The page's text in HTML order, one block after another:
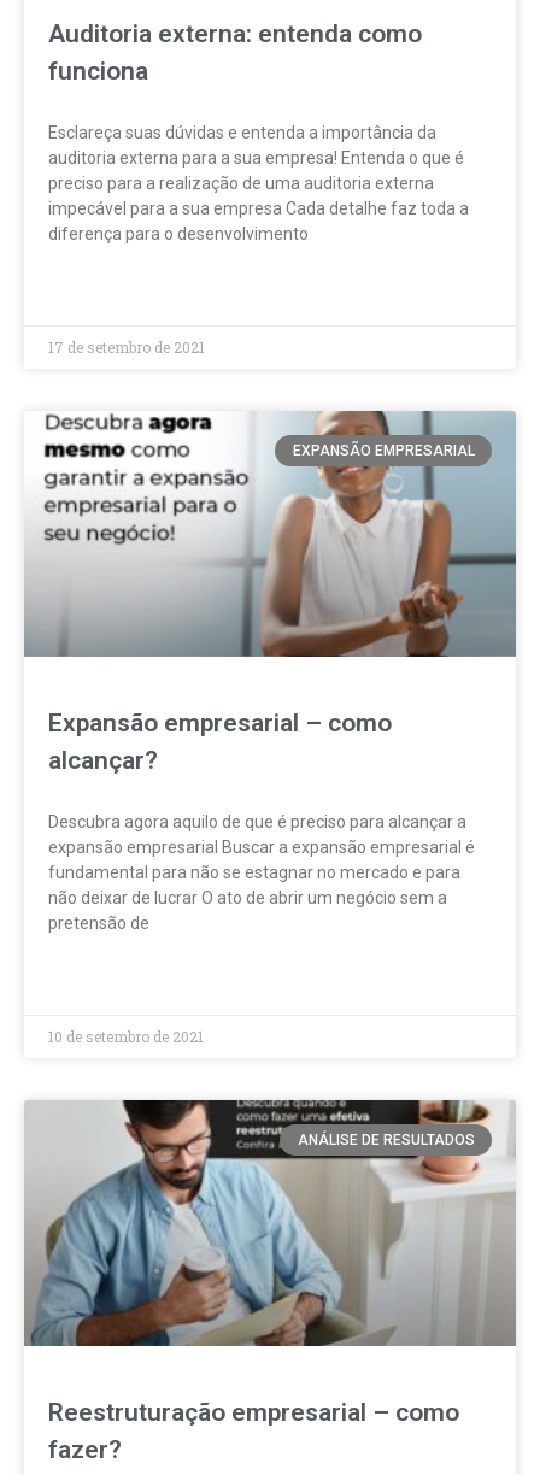
Auditoria externa: entenda como
funciona
Esclareça suas dúvidas e entenda a importância da
auditoria externa para a sua empresa! Entenda o que é
preciso para a realização de uma auditoria externa
impecável para a sua empresa Cada detalhe faz toda a
diferença para o desenvolvimento
17 de setembro de 2021
EXPANSÃO EMPRESARIAL
Expansão empresarial – como
alcançar?
Descubra agora aquilo de que é preciso para alcançar a
expansão empresarial Buscar a expansão empresarial é
fundamental para não se estagnar no mercado e para
não deixar de lucrar O ato de abrir um negócio sem a
pretensão de
10 de setembro de 2021
ANÁLISE DE RESULTADOS
Reestruturação empresarial – como
fazer?